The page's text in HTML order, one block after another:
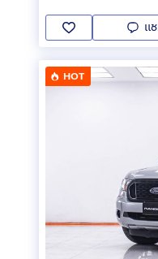
แ
HOT